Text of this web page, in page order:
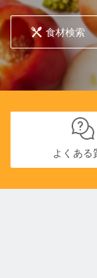
食材検索
よくある